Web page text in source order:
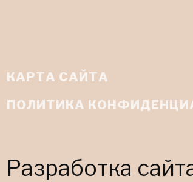
КАРТА САЙТА
ПОЛИТИКА
Разработка